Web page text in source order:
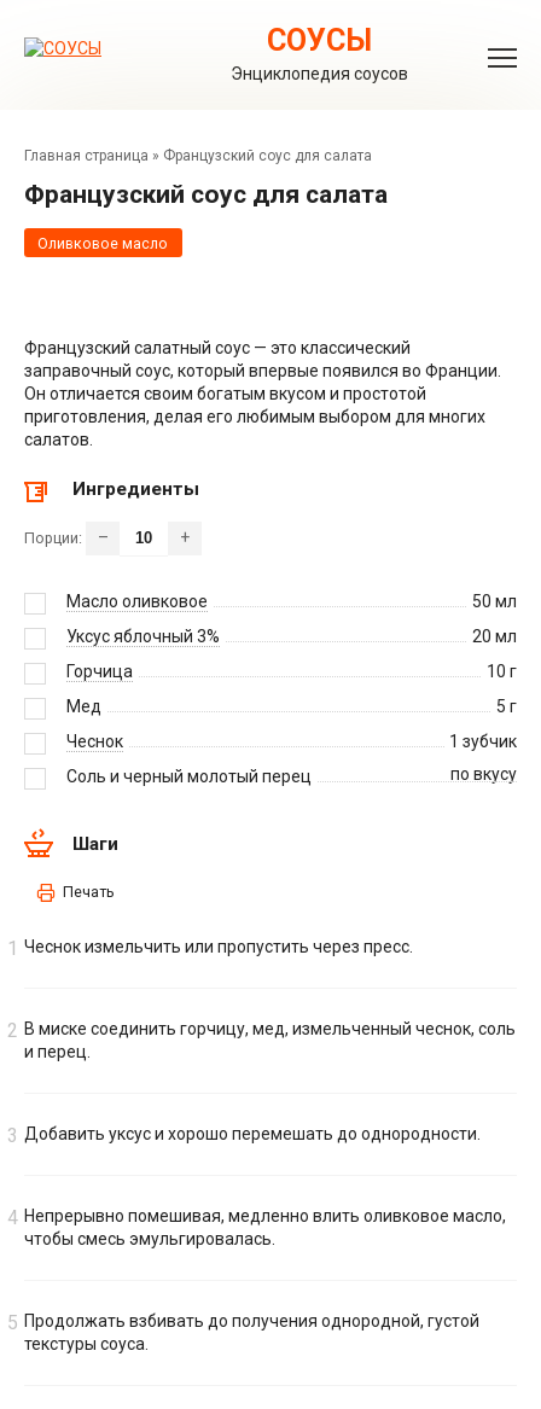
контенту
СОУСЫ
Энциклопедия соусов
Главная страница » Французский соус для салата
Французский соус для салата
Оливковое масло
Французский салатный соус — это классический
заправочный соус, который впервые появился во Франции.
Он отличается своим богатым вкусом и простотой
приготовления, делая его любимым выбором для многих
салатов.
Ингредиенты
Порции: – +
Масло оливковое 50 мл
Уксус яблочный 3%
20 мл
Горчица
10 г
Мед
5 г
Чеснок
1 зубчик
Соль и черный молотый перец
по вкусу
Шаги
Печать
Чеснок измельчить или пропустить через пресс.
В миске соединить горчицу, мед, измельченный чеснок, соль
и перец.
Добавить уксус и хорошо перемешать до однородности.
Непрерывно помешивая, медленно влить оливковое масло,
чтобы смесь эмульгировалась.
Продолжать взбивать до получения однородной, густой
текстуры соуса.